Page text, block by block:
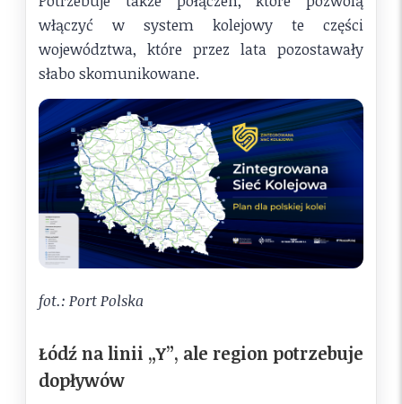
włączyć w system kolejowy te części
województwa, które przez lata pozostawały
słabo skomunikowane.
fot.: Port Polska
Łódź na linii „Y”, ale region potrzebuje
dopływów